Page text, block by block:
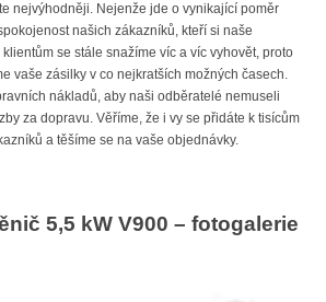
nejvýhodněji. Nejenže jde o vynikající poměr
našich zákazníků, kteří si naše
se stále snažíme víc a víc vyhovět, proto
vaše zásilky v co nejkratších možných časech.
nákladů, aby naši odběratelé nemuseli
za dopravu. Věříme, že i vy se přidáte k tisícům
a těšíme se na vaše objednávky.
5,5 kW V900 – fotogalerie